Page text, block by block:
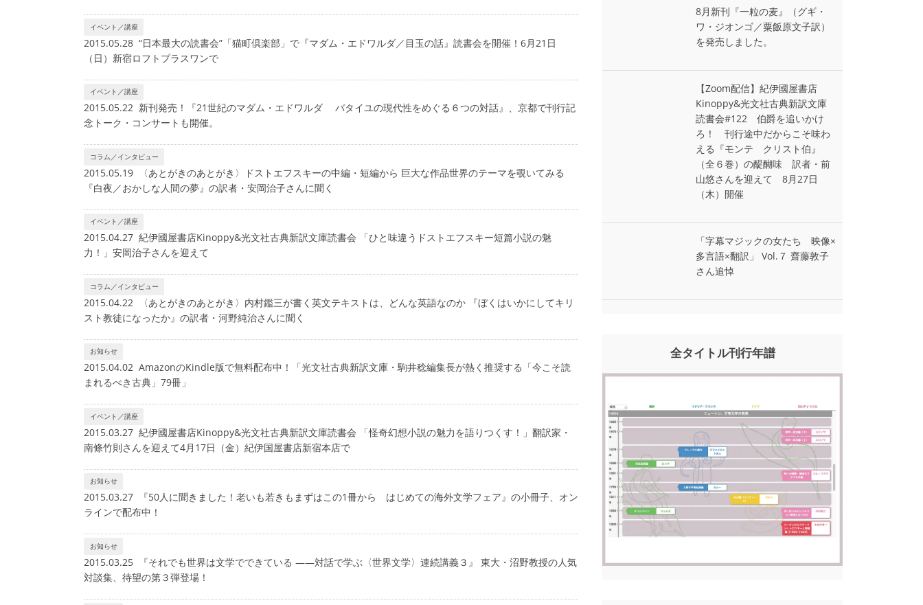
イベント／講座
2015.05.28 “日本最大の読書会”「猫町倶楽部」で『マダム・エドワルダ／目玉の話』読書会を開催！6月21日
（日）新宿ロフトプラスワンで
イベント／講座
2015.05.22 新刊発売！『21世紀のマダム・エドワルダ バタイユの現代性をめぐる６つの対話』、京都で刊行記
念トーク・コンサートも開催。
コラム／インタビュー
2015.05.19 〈あとがきのあとがき〉ドストエフスキーの中編・短編から 巨大な作品世界のテーマを覗いてみる
『白夜／おかしな人間の夢』の訳者・安岡治子さんに聞く
イベント／講座
2015.04.27 紀伊國屋書店Kinoppy&光文社古典新訳文庫読書会 「ひと味違うドストエフスキー短篇小説の魅
力！」安岡治子さんを迎えて
コラム／インタビュー
2015.04.22 〈あとがきのあとがき〉内村鑑三が書く英文テキストは、どんな英語なのか 『ぼくはいかにしてキリ
スト教徒になったか』の訳者・河野純治さんに聞く
お知らせ
2015.04.02 AmazonのKindle版で無料配布中！「光文社古典新訳文庫・駒井稔編集長が熱く推奨する「今こそ読
まれるべき古典」79冊」
イベント／講座
2015.03.27 紀伊國屋書店Kinoppy&光文社古典新訳文庫読書会 「怪奇幻想小説の魅力を語りつくす！」翻訳家・
南條竹則さんを迎えて4月17日（金）紀伊国屋書店新宿本店で
お知らせ
2015.03.27 『50人に聞きました！老いも若きもまずはこの1冊から はじめての海外文学フェア』の小冊子、オン
ラインで配布中！
お知らせ
2015.03.25 『それでも世界は文学でできている ――対話で学ぶ〈世界文学〉連続講義３』 東大・沼野教授の人気
対談集、待望の第３弾登場！
8月新刊『一粒の麦』（グギ・
ワ・ジオンゴ／粟飯原文子訳）
を発売しました。
【Zoom配信】紀伊國屋書店
Kinoppy&光文社古典新訳文庫
読書会#122 伯爵を追いかけ
ろ！ 刊行途中だからこそ味わ
える『モンテ゠クリスト伯』
（全６巻）の醍醐味 訳者・前
山悠さんを迎えて 8月27日
（木）開催
「字幕マジックの女たち 映像×
多言語×翻訳」 Vol.７ 齋藤敦子
さん追悼
全タイトル刊行年譜